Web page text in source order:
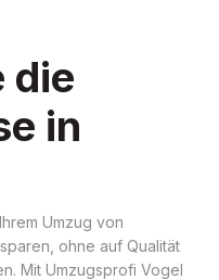
die
in
Umzug von
ohne auf Qualität
Mit Umzugsprofi Vogel